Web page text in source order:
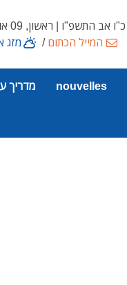
כ"ו אב התשפ"ו | ראשון, 09 אוגוסט 2026
המייל הכתום/ מזג
nouvelles מדריך